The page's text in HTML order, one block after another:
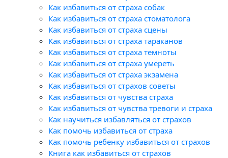
Как избавиться от страха собак
Как избавиться от страха стоматолога
Как избавиться от страха сцены
Как избавиться от страха тараканов
Как избавиться от страха темноты
Как избавиться от страха умереть
Как избавиться от страха экзамена
Как избавиться от страхов советы
Как избавиться от чувства страха
Как избавиться от чувства тревоги и страха
Как научиться избавляться от страхов
Как помочь избавиться от страха
Как помочь ребенку избавиться от страхов
Книга как избавиться от страхов